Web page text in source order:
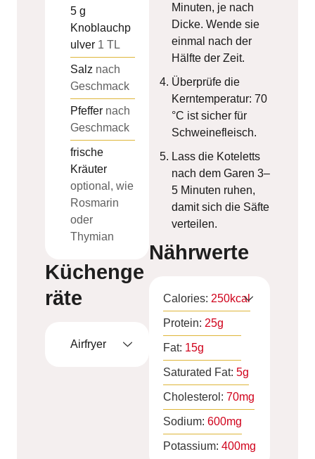
5 g
Knoblauchp
ulver 1 TL
Salz nach
Geschmack
Pfeffer nach
Geschmack
frische
Kräuter
optional, wie
Rosmarin
oder
Thymian
Küchenge
räte
Airfryer
Minuten, je nach
Dicke. Wende sie
einmal nach der
Hälfte der Zeit.
Überprüfe die
Kerntemperatur: 70
°C ist sicher für
Schweinefleisch.
Lass die Koteletts
nach dem Garen 3–
5 Minuten ruhen,
damit sich die Säfte
verteilen.
Nährwerte
Calories: 250kcal
Protein: 25g
Fat: 15g
Saturated Fat: 5g
Cholesterol: 70mg
Sodium: 600mg
Potassium: 400mg